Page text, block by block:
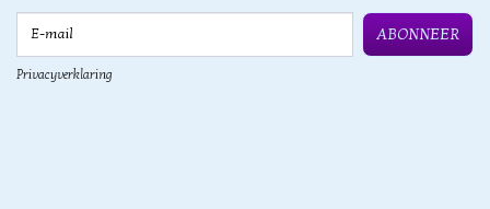
ABONNEER
Privacyverklaring